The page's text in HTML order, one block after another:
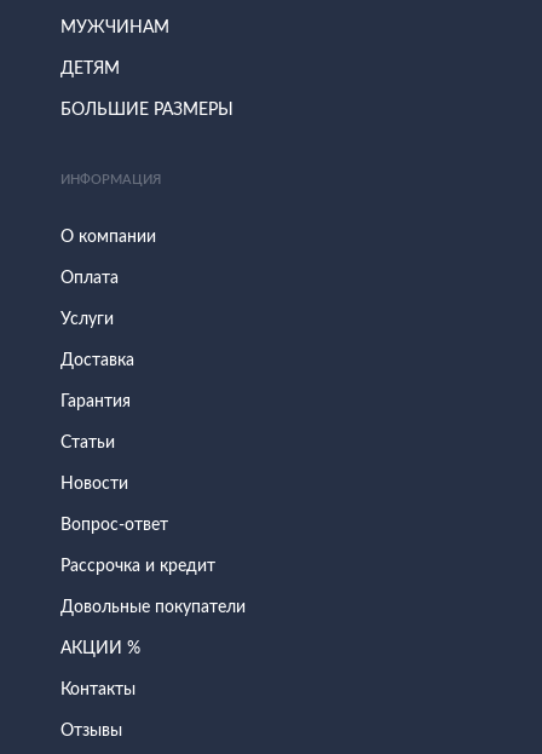
МУЖЧИНАМ
ДЕТЯМ
БОЛЬШИЕ РАЗМЕРЫ
ИНФОРМАЦИЯ
О компании
Оплата
Услуги
Доставка
Гарантия
Статьи
Новости
Вопрос-ответ
Рассрочка и кредит
Довольные покупатели
АКЦИИ %
Контакты
Отзывы